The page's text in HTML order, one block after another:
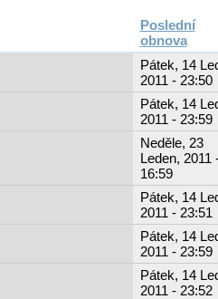
Poslední
obnova
Pátek, 14
2011 - 23:50
Pátek, 14
2011 - 23:59
Neděle, 23
Leden, 2011
16:59
Pátek, 14
2011 - 23:51
Pátek, 14
2011 - 23:59
Pátek, 14
2011 - 23:52